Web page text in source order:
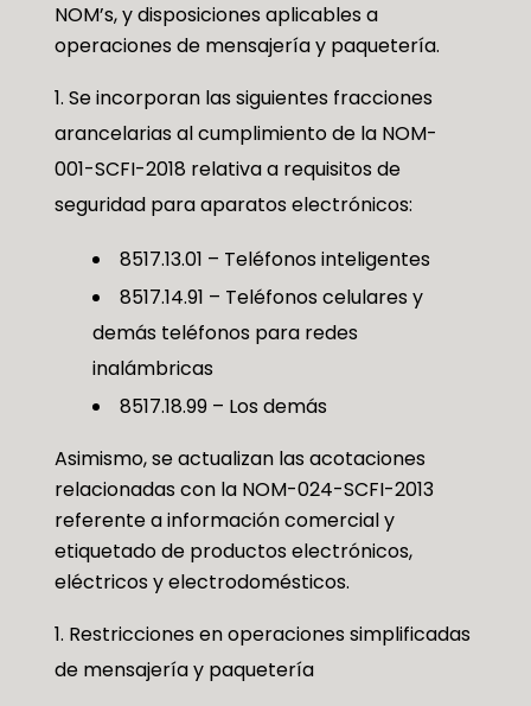
NOM’s, y disposiciones aplicables a
operaciones de mensajería y paquetería.
Se incorporan las siguientes fracciones
arancelarias al cumplimiento de la NOM-
001-SCFI-2018 relativa a requisitos de
seguridad para aparatos electrónicos:
8517.13.01 – Teléfonos inteligentes
8517.14.91 – Teléfonos celulares y
demás teléfonos para redes
inalámbricas
8517.18.99 – Los demás
Asimismo, se actualizan las acotaciones
relacionadas con la NOM-024-SCFI-2013
referente a información comercial y
etiquetado de productos electrónicos,
eléctricos y electrodomésticos.
Restricciones en operaciones simplificadas
de mensajería y paquetería